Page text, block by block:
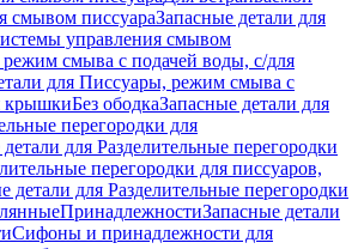
смывом писсуараЗапасные детали для
управления смывом
смыва с подачей воды, с/для
для Писсуары, режим смыва с
крышкиБез ободкаЗапасные детали для
перегородки для
для Разделительные перегородки
перегородки для писсуаров,
детали для Разделительные перегородки
ПринадлежностиЗапасные детали
Сифоны и принадлежности для